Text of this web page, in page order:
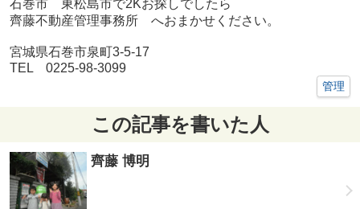
石巻市 東松島市で2Kお探しでしたら
齊藤不動産管理事務所 へおまかせください。
宮城県石巻市泉町3-5-17
TEL 0225-98-3099
管理
この記事を書いた人
齊藤 博明